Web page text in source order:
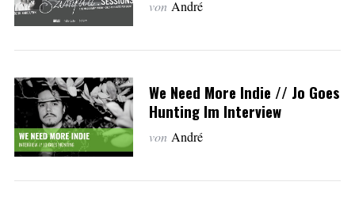
von André
We Need More Indie // Jo Goes
Hunting Im Interview
von André